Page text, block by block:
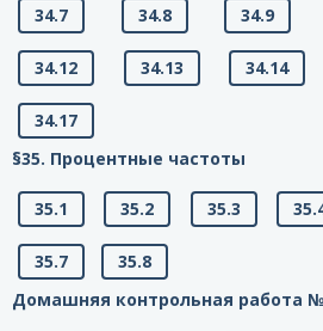
34.7 34.8 34.9
34.12 34.13 34.14
34.17
§35. Процентные частоты
35.1 35.2 35.3
35.7
35.8
Домашняя контрольная работа